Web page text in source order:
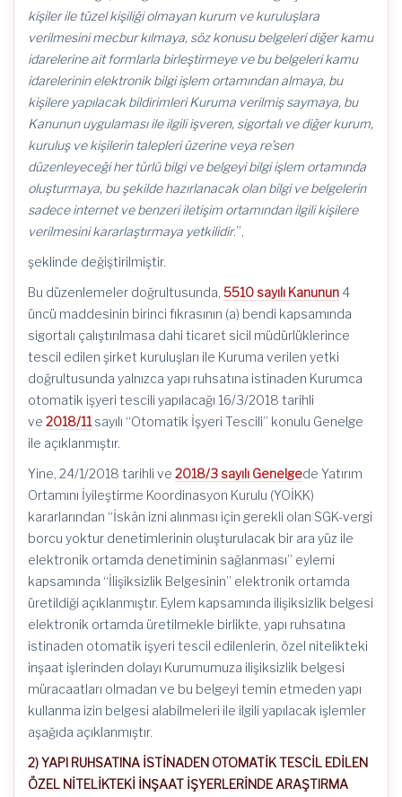
kişiler ile tüzel kişiliği olmayan kurum ve kuruluşlara
verilmesini mecbur kılmaya, söz konusu belgeleri diğer kamu
idarelerine ait formlarla birleştirmeye ve bu belgeleri kamu
idarelerinin elektronik bilgi işlem ortamından almaya, bu
kişilere yapılacak bildirimleri Kuruma verilmiş saymaya, bu
Kanunun uygulaması ile ilgili işveren, sigortalı ve diğer kurum,
kuruluş ve kişilerin talepleri üzerine veya re’sen
düzenleyeceği her türlü bilgi ve belgeyi bilgi işlem ortamında
oluşturmaya, bu şekilde hazırlanacak olan bilgi ve belgelerin
sadece internet ve benzeri iletişim ortamından ilgili kişilere
verilmesini kararlaştırmaya yetkilidir.”,
şeklinde değiştirilmiştir.
Bu düzenlemeler doğrultusunda, 5510 sayılı Kanunun 4
üncü maddesinin birinci fıkrasının (a) bendi kapsamında
sigortalı çalıştırılmasa dahi ticaret sicil müdürlüklerince
tescil edilen şirket kuruluşları ile Kuruma verilen yetki
doğrultusunda yalnızca yapı ruhsatına istinaden Kurumca
otomatik işyeri tescili yapılacağı 16/3/2018 tarihli
ve 2018/11 sayılı “Otomatik İşyeri Tescili” konulu Genelge
ile açıklanmıştır.
Yine, 24/1/2018 tarihli ve 2018/3 sayılı Genelgede Yatırım
Ortamını İyileştirme Koordinasyon Kurulu (YOİKK)
kararlarından “İskân izni alınması için gerekli olan SGK-vergi
borcu yoktur denetimlerinin oluşturulacak bir ara yüz ile
elektronik ortamda denetiminin sağlanması” eylemi
kapsamında “İlişiksizlik Belgesinin” elektronik ortamda
üretildiği açıklanmıştır. Eylem kapsamında ilişiksizlik belgesi
elektronik ortamda üretilmekle birlikte, yapı ruhsatına
istinaden otomatik işyeri tescil edilenlerin, özel nitelikteki
inşaat işlerinden dolayı Kurumumuza ilişiksizlik belgesi
müracaatları olmadan ve bu belgeyi temin etmeden yapı
kullanma izin belgesi alabilmeleri ile ilgili yapılacak işlemler
aşağıda açıklanmıştır.
2) YAPI RUHSATINA İSTİNADEN OTOMATİK TESCİL EDİLEN
ÖZEL NİTELİKTEKİ İNŞAAT İŞYERLERİNDE ARAŞTIRMA